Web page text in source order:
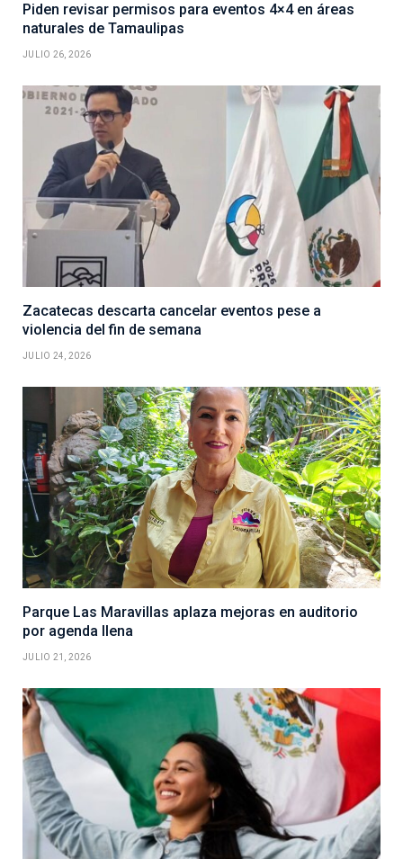
Piden revisar permisos para eventos 4×4 en áreas
naturales de Tamaulipas
JULIO 26, 2026
Zacatecas descarta cancelar eventos pese a
violencia del fin de semana
JULIO 24, 2026
Parque Las Maravillas aplaza mejoras en auditorio
por agenda llena
JULIO 21, 2026